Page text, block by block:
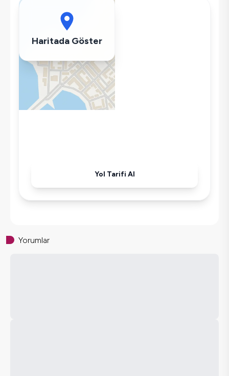
Buzdolabı
Mikrodalga
Kettle
Korunaklı Havuz
Ütü
Haritada Göster
Yol Tarifi Al
Yorumlar